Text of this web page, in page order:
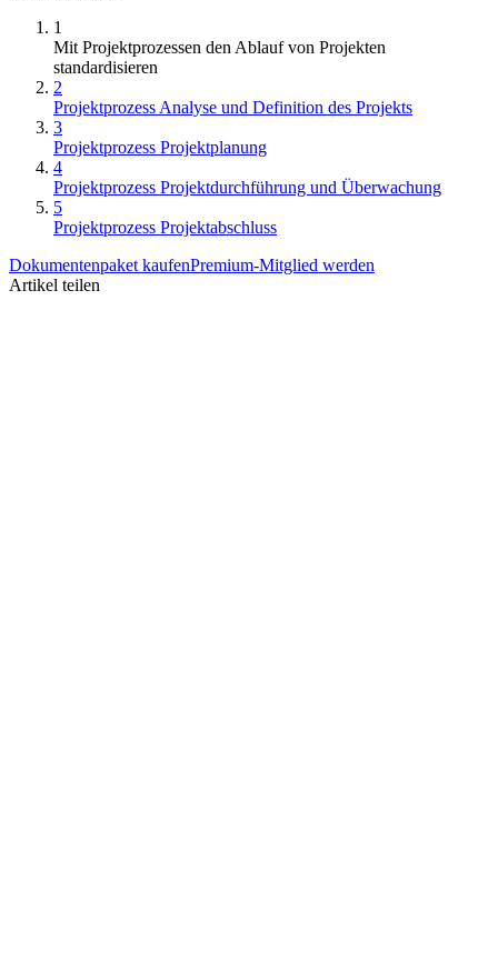
1
Mit Projektprozessen den Ablauf von Projekten
standardisieren
2
Projektprozess Analyse und Definition des Projekts
3
Projektprozess Projektplanung
4
Projektprozess Projektdurchführung und Überwachung
5
Projektprozess Projektabschluss
Dokumentenpaket kaufenPremium-Mitglied werden
Artikel teilen